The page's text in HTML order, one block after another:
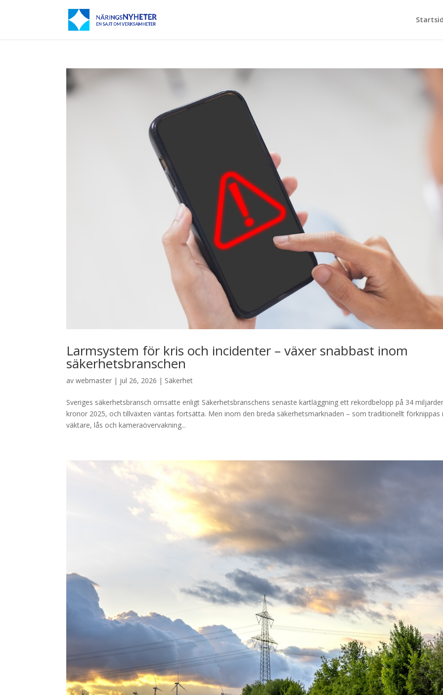
Larmsystem för kris och incidenter – växer snabbast inom
säkerhetsbranschen
avwebmaster | jul 26, 2026 | Säkerhet
Sveriges säkerhetsbransch omsatte enligt Säkerhetsbranschens senaste kartläggning ett rekordbelopp på 34
kronor 2025, och tillväxten väntas fortsätta. Men inom den breda säkerhetsmarknaden – som traditionellt förknippas
väktare, lås och kameraövervakning...